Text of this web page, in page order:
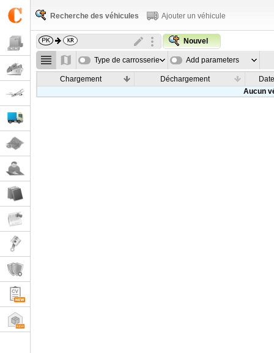
Recherche des véhicules Ajouter un véhicule
Nouvel
Type de carrosserie Add parameters
Chargement Déchargement
Aucun